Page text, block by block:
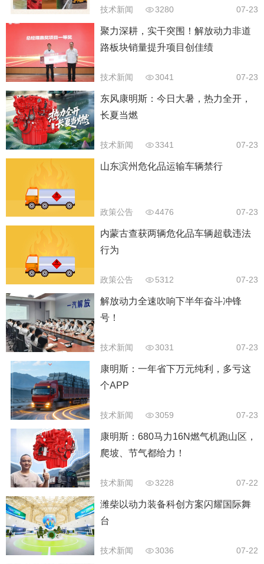
技术新闻 3280 07-23
聚力深耕，实干突围！解放动力非道
路板块销量提升项目创佳绩
技术新闻 3041 07-23
东风康明斯：今日大暑，热力全开，
长夏当燃
技术新闻 3341 07-23
山东滨州危化品运输车辆禁行
政策公告 4476 07-23
内蒙古查获两辆危化品车辆超载违法
行为
政策公告 5312 07-23
解放动力全速吹响下半年奋斗冲锋
号！
技术新闻 3031 07-23
康明斯：一年省下万元纯利，多亏这
个APP
技术新闻 3059 07-23
康明斯：680马力16N燃气机跑山区，
爬坡、节气都给力！
技术新闻 3228 07-22
潍柴以动力装备科创方案闪耀国际舞
台
技术新闻 3036 07-22